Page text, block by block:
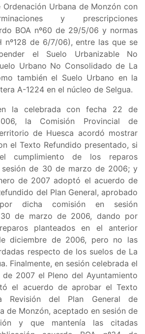
Ordenación Urbana de Monzón con
y prescripciones
BOA nº60 de 29/5/06 y normas
nº128 de 6/7/06), entre las que se
el Suelo Urbanizable No
Urbano No Consolidado de La
también el Suelo Urbano en la
A-1224 en el núcleo de Selgua.
la celebrada con fecha 22 de
la Comisión Provincial de
de Huesca acordó mostrar
el Texto Refundido presentado, si
cumplimiento de los reparos
de 30 de marzo de 2006; y
de 2007 adoptó el acuerdo de
del Plan General, aprobado
por dicha comisión en sesión
de marzo de 2006, dando por
planteados en el anterior
diciembre de 2006, pero no las
respecto de los suelos de La
Finalmente, en sesión celebrada el
2007 el Pleno del Ayuntamiento
el acuerdo de aprobar el Texto
Revisión del Plan General de
de Monzón, aceptado en sesión de
y que mantenía las citadas